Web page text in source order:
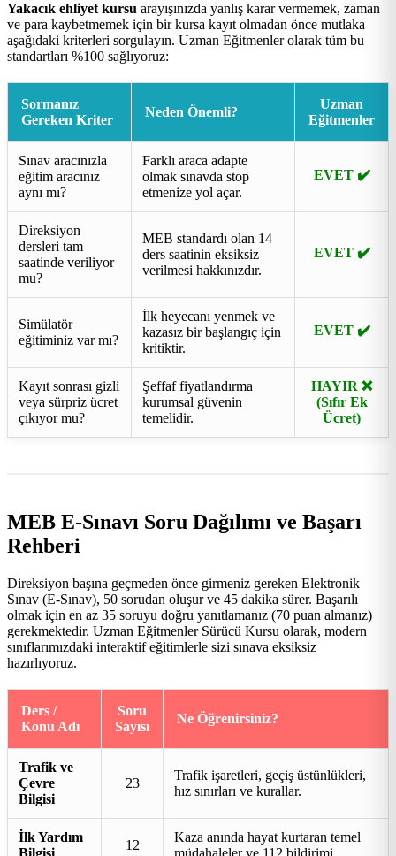
Yakacık ehliyet kursu arayışınızda yanlış karar vermemek, zaman
ve para kaybetmemek için bir kursa kayıt olmadan önce mutlaka
aşağıdaki kriterleri sorgulayın. Uzman Eğitmenler olarak tüm bu
standartları %100 sağlıyoruz:
Sormanız
Gereken Kriter
Neden Önemli?
Uzman
Eğitmenler
Sınav aracınızla
eğitim aracınız
aynı mı?
Farklı araca adapte
olmak sınavda stop
etmenize yol açar.
EVET ✔️
Direksiyon
dersleri tam
saatinde veriliyor
mu?
MEB standardı olan 14
ders saatinin eksiksiz
verilmesi hakkınızdır.
EVET ✔️
Simülatör
eğitiminiz var mı?
İlk heyecanı yenmek ve
kazasız bir başlangıç için
kritiktir.
EVET ✔️
Kayıt sonrası gizli
veya sürpriz ücret
çıkıyor mu?
Şeffaf fiyatlandırma
kurumsal güvenin
temelidir.
HAYIR ❌
(Sıfır Ek
Ücret)
MEB E-Sınavı Soru Dağılımı ve Başarı
Rehberi
Direksiyon başına geçmeden önce girmeniz gereken Elektronik
Sınav (E-Sınav), 50 sorudan oluşur ve 45 dakika sürer. Başarılı
olmak için en az 35 soruyu doğru yanıtlamanız (70 puan almanız)
gerekmektedir. Uzman Eğitmenler Sürücü Kursu olarak, modern
sınıflarımızdaki interaktif eğitimlerle sizi sınava eksiksiz
hazırlıyoruz.
Ders /
Konu Adı
Soru
Sayısı
Ne Öğrenirsiniz?
Trafik ve
Çevre
Bilgisi
23
Trafik işaretleri, geçiş üstünlükleri,
hız sınırları ve kurallar.
İlk Yardım
12
Kaza anında hayat kurtaran temel